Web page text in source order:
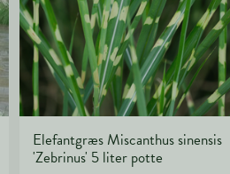
Elefantgræs Miscanthus sinensis
'Zebrinus' 5 liter potte